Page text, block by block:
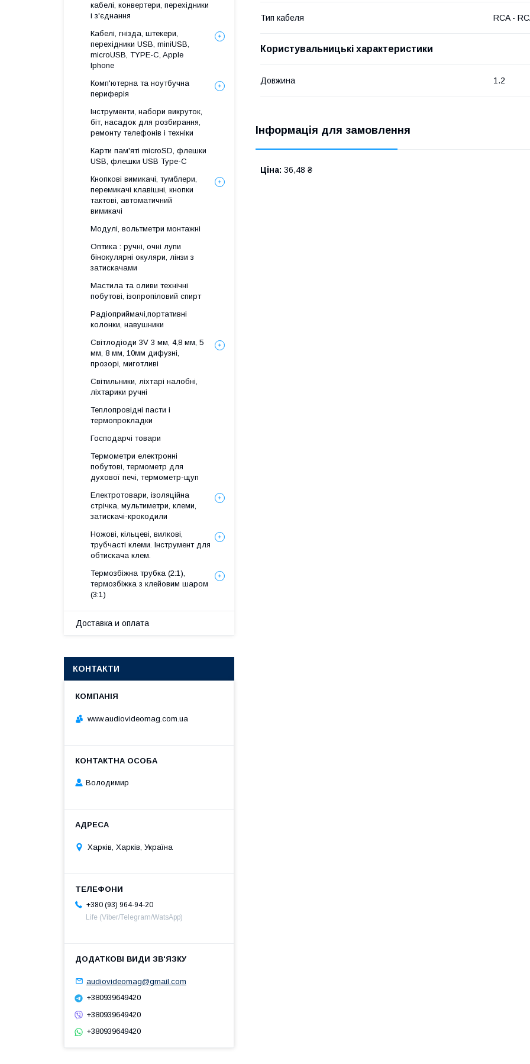
Тип кабеля RCA -
Користувальницькі характеристики
Довжина 1.2
Інформація для замовлення
Ціна: 36,48 ₴
кабелі, конвертери, перехідники
і з'єднання
Кабелі, гнізда, штекери,
перехідники USB, miniUSB,
microUSB, TYPE-C, Apple
Iphone
Комп'ютерна та ноутбучна
периферія
Інструменти, набори викруток,
біт, насадок для розбирання,
ремонту телефонів і техніки
Карти пам'яті microSD, флешки
USB, флешки USB Type-C
Кнопкові вимикачі, тумблери,
перемикачі клавішні, кнопки
тактові, автоматичний
вимикачі
Модулі, вольтметри монтажні
Оптика : ручні, очні лупи
бінокулярні окуляри, лінзи з
затискачами
Мастила та оливи технічні
побутові, ізопропіловий спирт
Радіоприймачі,портативні
колонки, навушники
Світлодіоди 3V 3 мм, 4,8 мм, 5
мм, 8 мм, 10мм дифузні,
прозорі, миготливі
Світильники, ліхтарі налобні,
ліхтарики ручні
Теплопровідні пасти і
термопрокладки
Господарчі товари
Термометри електронні
побутові, термометр для
духової печі, термометр-щуп
Електротовари, ізоляційна
стрічка, мультиметри, клеми,
затискачі-крокодили
Ножові, кільцеві, вилкові,
трубчасті клеми. Інструмент для
обтискача клем.
Термозбіжна трубка (2:1),
термозбіжка з клейовим шаром
(3:1)
Доставка и оплата
КОНТАКТИ
www.audiovideomag.com.ua
Володимир
Харків, Харків, Україна
+380 (93) 964-94-20
Life (Viber/Telegram/WatsApp)
audiovideomag@gmail.com
+380939649420
+380939649420
+380939649420